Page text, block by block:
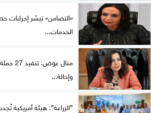
«التضامن» تيسّر إجراءات
الخدمات...
وإحالة...
”الزراعة”: هيئة أمريكية